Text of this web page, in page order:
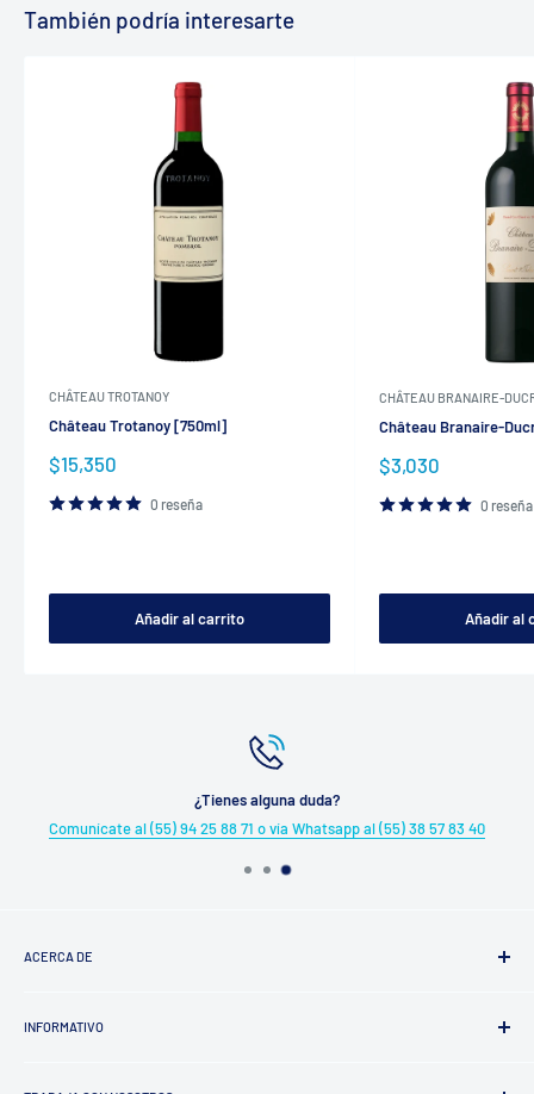
También podría interesarte
CHÂTEAU TROTANOY
Château Trotanoy [750ml]
Precio
de
venta
$15,350
0 reseña
Añadir al carrito
CHÂTEAU BRANAIRE-
Château Branaire-
Precio
de
venta
$3,030
0 reseña
Añadir al
¿Tienes alguna duda?
Comunícate al (55) 94 25 88 71 o vía Whatsapp al (55) 38 57 83 40
ACERCA DE
Trayectoria
INFORMATIVO